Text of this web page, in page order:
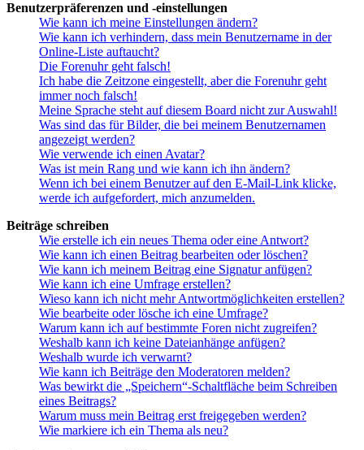
Benutzerpräferenzen und -einstellungen
Wie kann ich meine Einstellungen ändern?
Wie kann ich verhindern, dass mein Benutzername in der
Online-Liste auftaucht?
Die Forenuhr geht falsch!
Ich habe die Zeitzone eingestellt, aber die Forenuhr geht
immer noch falsch!
Meine Sprache steht auf diesem Board nicht zur Auswahl!
Was sind das für Bilder, die bei meinem Benutzernamen
angezeigt werden?
Wie verwende ich einen Avatar?
Was ist mein Rang und wie kann ich ihn ändern?
Wenn ich bei einem Benutzer auf den E-Mail-Link klicke,
werde ich aufgefordert, mich anzumelden.
Beiträge schreiben
Wie erstelle ich ein neues Thema oder eine Antwort?
Wie kann ich einen Beitrag bearbeiten oder löschen?
Wie kann ich meinem Beitrag eine Signatur anfügen?
Wie kann ich eine Umfrage erstellen?
Wieso kann ich nicht mehr Antwortmöglichkeiten erstellen?
Wie bearbeite oder lösche ich eine Umfrage?
Warum kann ich auf bestimmte Foren nicht zugreifen?
Weshalb kann ich keine Dateianhänge anfügen?
Weshalb wurde ich verwarnt?
Wie kann ich Beiträge den Moderatoren melden?
Was bewirkt die „Speichern“-Schaltfläche beim Schreiben
eines Beitrags?
Warum muss mein Beitrag erst freigegeben werden?
Wie markiere ich ein Thema als neu?